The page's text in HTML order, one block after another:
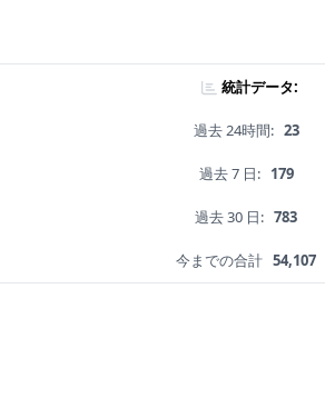
統計データ:
過去 24時間: 23
過去 7 日: 179
過去 30 日: 783
今までの合計 54,107